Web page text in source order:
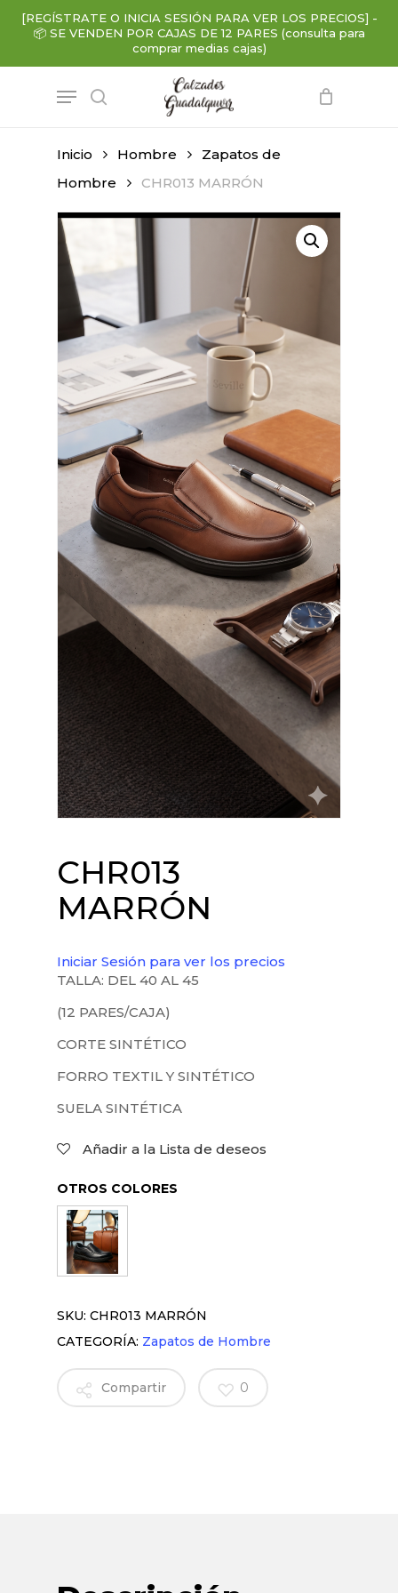
content
[REGÍSTRATE O INICIA SESIÓN PARA VER LOS PRECIOS] -
📦 SE VENDEN POR CAJAS DE 12 PARES (consulta para
comprar medias cajas)
search
Menu
Inicio Hombre
Zapatos de
Hombre
CHR013 MARRÓN
CHR013
MARRÓN
Iniciar Sesión para ver los precios
TALLA: DEL 40 AL 45
(12 PARES/CAJA)
CORTE SINTÉTICO
FORRO TEXTIL Y SINTÉTICO
SUELA SINTÉTICA
Añadir a la Lista de deseos
OTROS COLORES
SKU: CHR013 MARRÓN
CATEGORÍA: Zapatos de Hombre
Compartir 0